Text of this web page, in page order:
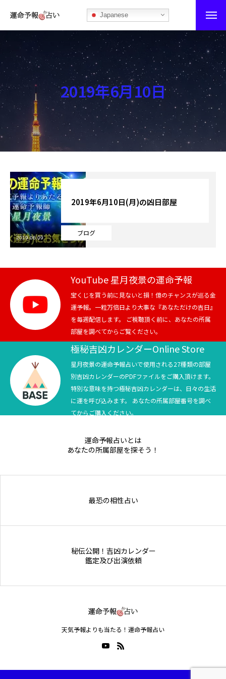
Japanese
運命予報占い
運命予報占いとは
あなたの所属部屋を探そう！
最恐の相性占い
秘伝公開！吉凶カレンダー
記事カテゴリー
ブログ
お知らせ
芸能界
テニス
スポーツ
競馬
テニス四大大会・五輪
テニス四大大会・五輪
2019年6月10日
ブログ
2019年6月10日(月)の凶日部屋
2019.06.09
YouTube 星月夜景の運命予報
宝くじを買う前に見ないと損！億のチャンスが巡る金
運予報。一粒万倍日より大事な『あなただけの吉日』
を毎週配信します。 ご視聴頂く前に、あなたの所属
部屋を調べてからご覧ください。
極秘吉凶カレンダーOnline Store
星月夜景の運命予報占いで使用される27種類の部屋
別吉凶カレンダーのPDFファイルをご購入頂けます。
特別な意味を持つ極秘吉凶カレンダーは、日々の生活
に運を呼び込みます。 あなたの所属部屋番号を調べ
てからご購入ください。
運命予報占いとは
あなたの所属部屋を探そう！
最恐の相性占い
秘伝公開！吉凶カレンダー
鑑定及び出演依頼
天気予報よりも当たる！運命予報占い